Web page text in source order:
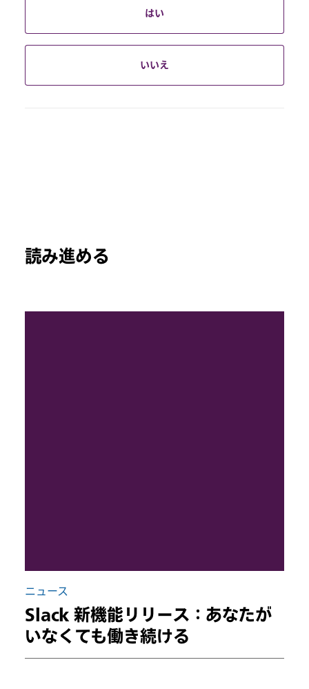
はい
いいえ
読み進める
ニュース
Slack 新機能リリース：あなたが
いなくても働き続ける